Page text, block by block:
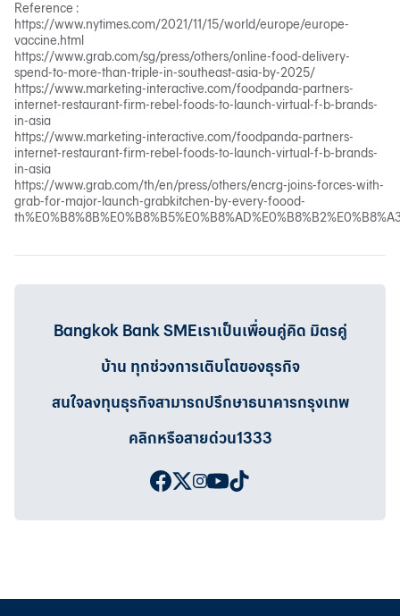
Reference :
https://www.nytimes.com/2021/11/15/world/europe/europe-
vaccine.html
https://www.grab.com/sg/press/others/online-food-delivery-
spend-to-more-than-triple-in-southeast-asia-by-2025/
https://www.marketing-interactive.com/foodpanda-partners-
internet-restaurant-firm-rebel-foods-to-launch-virtual-f-b-brands-
in-asia
https://www.marketing-interactive.com/foodpanda-partners-
internet-restaurant-firm-rebel-foods-to-launch-virtual-f-b-brands-
in-asia
https://www.grab.com/th/en/press/others/encrg-joins-forces-with-
grab-for-major-launch-grabkitchen-by-every-foood-
Bangkok Bank SMEเราเป็นเพื่อนคู่คิด มิตรคู่
บ้าน ทุกช่วงการเติบโตของธุรกิจ
สนใจลงทุนธุรกิจสามารถปรึกษาธนาคารกรุงเทพ
คลิกหรือสายด่วน1333